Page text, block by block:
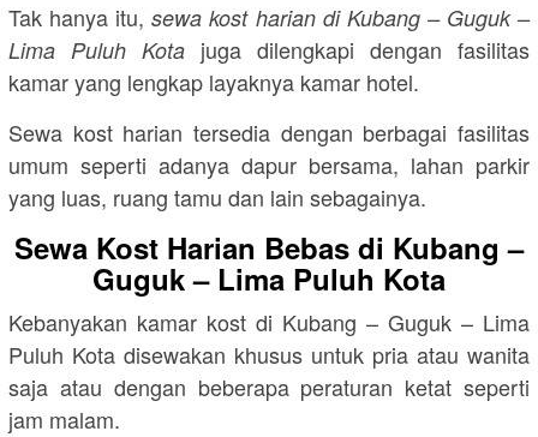
Tak hanya itu,sewa kost harian di Kubang – Guguk –
Lima Puluh Kota juga dilengkapi dengan fasilitas
kamar yang lengkap layaknya kamar hotel.
Sewa kost harian tersedia dengan berbagai fasilitas
umum seperti adanya dapur bersama, lahan parkir
yang luas, ruang tamu dan lain sebagainya.
Sewa Kost Harian Bebas di Kubang –
Guguk – Lima Puluh Kota
Kebanyakan kamar kost di Kubang – Guguk – Lima
Puluh Kota disewakan khusus untuk pria atau wanita
saja atau dengan beberapa peraturan ketat seperti
jam malam.